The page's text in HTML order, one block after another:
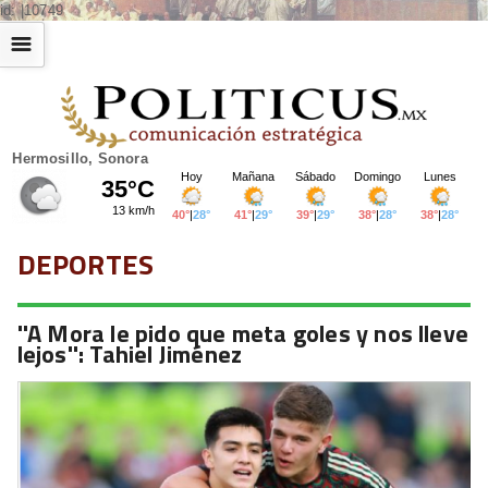
id: |10749
Hermosillo, Sonora
☰
DEPORTES
''A Mora le pido que meta goles y nos lleve
lejos'': Tahiel Jiménez